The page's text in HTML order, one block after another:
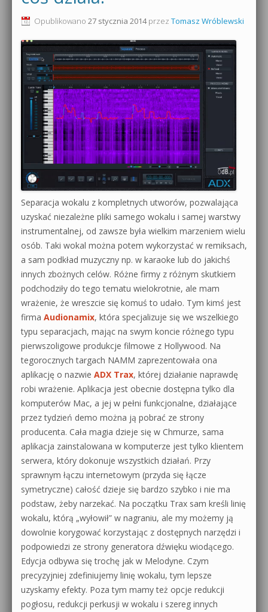
Produkcja muzyczna od podstaw
Sylenth1 od podstaw
Sound Forge od podstaw
Dubstep z syntezatorem Massive
Kontakt 5 Kompendium
Pakiety
0dB.pl - informacje
Newsletter
Materiały dla mediów
Archiwum aktualności
Polityka prywatności
Regulamin
Działanie sklepu internetowego
Wyszukiwanie
Opublikowano 27 stycznia 2014przez Tomasz Wróblewski
Separacja wokalu z kompletnych utworów, pozwalająca
uzyskać niezależne pliki samego wokalu i samej warstwy
instrumentalnej, od zawsze była wielkim marzeniem wielu
osób. Taki wokal można potem wykorzystać w remiksach,
a sam podkład muzyczny np. w karaoke lub do jakichś
innych zbożnych celów. Różne firmy z różnym skutkiem
podchodziły do tego tematu wielokrotnie, ale mam
wrażenie, że wreszcie się komuś to udało. Tym kimś jest
firma Audionamix, która specjalizuje się we wszelkiego
typu separacjach, mając na swym koncie różnego typu
pierwszoligowe produkcje filmowe z Hollywood. Na
tegorocznych targach NAMM zaprezentowała ona
aplikację o nazwie ADX Trax, której działanie naprawdę
robi wrażenie. Aplikacja jest obecnie dostępna tylko dla
komputerów Mac, a jej w pełni funkcjonalne, działające
przez tydzień demo można ją pobrać ze strony
producenta. Cała magia dzieje się w Chmurze, sama
aplikacja zainstalowana w komputerze jest tylko klientem
serwera, który dokonuje wszystkich działań. Przy
sprawnym łączu internetowym (przyda się łącze
symetryczne) całość dzieje się bardzo szybko i nie ma
podstaw, żeby narzekać. Na początku Trax sam kreśli linię
wokalu, którą „wyłowił” w nagraniu, ale my możemy ją
dowolnie korygować korzystając z dostępnych narzędzi i
podpowiedzi ze strony generatora dźwięku wiodącego.
Edycja odbywa się trochę jak w Melodyne. Czym
precyzyjniej zdefiniujemy linię wokalu, tym lepsze
uzyskamy efekty. Poza tym mamy też opcje redukcji
pogłosu, redukcji perkusji w wokalu i szereg innych